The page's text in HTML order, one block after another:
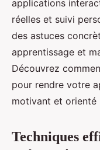
applications
réelles et suivi
des astuces
apprentissage et
Découvrez
pour rendre votre
motivant et orienté
Techniques